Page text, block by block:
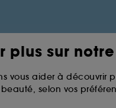
plus sur
vous aider à découvrir
selon vos